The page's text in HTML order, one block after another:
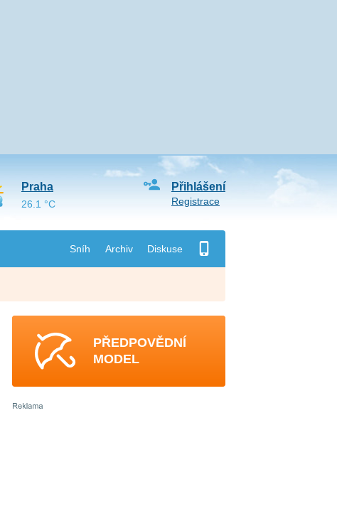
Sníh Archiv Diskuse
Přihlášení
Registrace
Praha
26.1 °C
PŘEDPOVĚDNÍ
MODEL